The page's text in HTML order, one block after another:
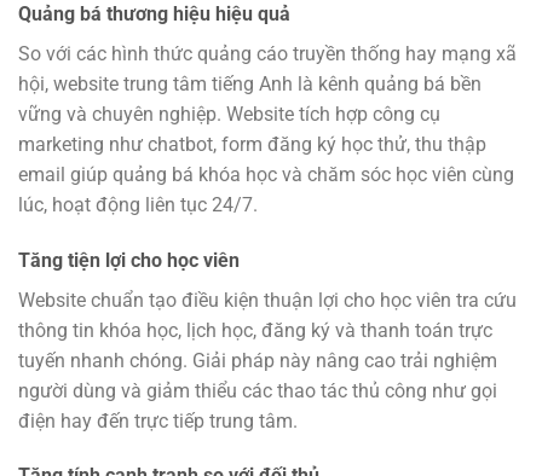
Quảng bá thương hiệu hiệu quả
So với các hình thức quảng cáo truyền thống hay mạng xã
hội, website trung tâm tiếng Anh là kênh quảng bá bền
vững và chuyên nghiệp. Website tích hợp công cụ
marketing như chatbot, form đăng ký học thử, thu thập
email giúp quảng bá khóa học và chăm sóc học viên cùng
lúc, hoạt động liên tục 24/7.
Tăng tiện lợi cho học viên
Website chuẩn tạo điều kiện thuận lợi cho học viên tra cứu
thông tin khóa học, lịch học, đăng ký và thanh toán trực
tuyến nhanh chóng. Giải pháp này nâng cao trải nghiệm
người dùng và giảm thiểu các thao tác thủ công như gọi
điện hay đến trực tiếp trung tâm.